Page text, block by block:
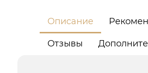
Описание
Отзывы